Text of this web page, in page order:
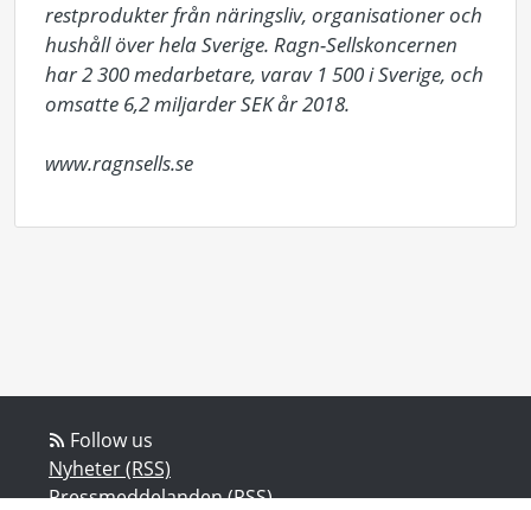
restprodukter från näringsliv, organisationer och
hushåll över hela Sverige. Ragn-Sellskoncernen
har 2 300 medarbetare, varav 1 500 i Sverige, och
omsatte 6,2 miljarder SEK år 2018.
www.ragnsells.se
Follow us
Nyheter (RSS)
Pressmeddelanden (RSS)